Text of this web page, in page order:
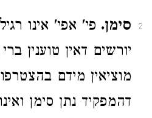
2 סימן. פי' אפי' אינו
יורשים דאין טוענין
מוציאין מידם
דהמפקיד נתן סימן